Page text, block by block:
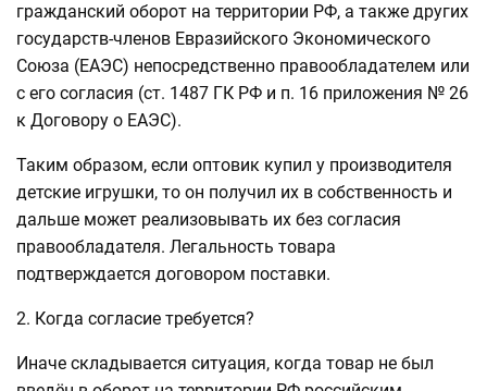
гражданский оборот на территории РФ, а также других
государств-членов Евразийского Экономического
Союза (ЕАЭС) непосредственно правообладателем или
с его согласия (ст. 1487 ГК РФ и п. 16 приложения № 26
к Договору о ЕАЭС).
Таким образом, если оптовик купил у производителя
детские игрушки, то он получил их в собственность и
дальше может реализовывать их без согласия
правообладателя. Легальность товара
подтверждается договором поставки.
2. Когда согласие требуется?
Иначе складывается ситуация, когда товар не был